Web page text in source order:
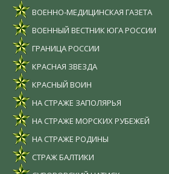
ВОЕННО-МЕДИЦИНСКАЯ ГАЗЕТА
ВОЕННЫЙ ВЕСТНИК ЮГА РОССИИ
ГРАНИЦА РОССИИ
КРАСНАЯ ЗВЕЗДА
КРАСНЫЙ ВОИН
НА СТРАЖЕ ЗАПОЛЯРЬЯ
НА СТРАЖЕ МОРСКИХ РУБЕЖЕЙ
НА СТРАЖЕ РОДИНЫ
СТРАЖ БАЛТИКИ